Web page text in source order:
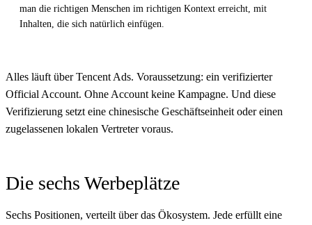
man die richtigen Menschen im richtigen Kontext erreicht, mit
Inhalten, die sich natürlich einfügen.
Alles läuft über Tencent Ads. Voraussetzung: ein verifizierter
Official Account. Ohne Account keine Kampagne. Und diese
Verifizierung setzt eine chinesische Geschäftseinheit oder einen
zugelassenen lokalen Vertreter voraus.
Die sechs Werbeplätze
Sechs Positionen, verteilt über das Ökosystem. Jede erfüllt eine